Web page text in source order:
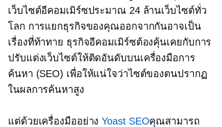
เว็บไซต์อีคอมเมิร์ซประมาณ 24 ล้านเว็บไซต์ทั่ว
โลก การแยกธุรกิจของคุณออกจากกันอาจเป็น
เรื่องที่ท้าทาย ธุรกิจอีคอมเมิร์ซต้องคุ้นเคยกับการ
ปรับแต่งเว็บไซต์ให้ติดอันดับบนเครื่องมือการ
ค้นหา (SEO) เพื่อให้แน่ใจว่าไซต์ของตนปรากฏ
ในผลการค้นหาสูง
แต่ด้วยเครื่องมืออย่างYoast SEOคุณสามารถ